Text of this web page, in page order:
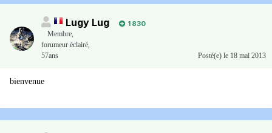
Lugy Lug
1 830
Membre,
forumeur éclairé,
57ans
Posté(e) le 18 mai 2013
bienvenue